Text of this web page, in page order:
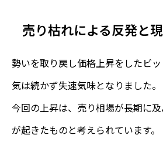
売り枯れによる反発と
勢いを取り戻し価格上昇をしたビ
気は続かず失速気味となりました。
今回の上昇は、売り相場が長期に
が起きたものと考えられています。